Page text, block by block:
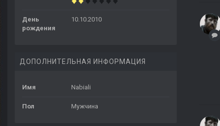
День
рождения
10.10.2010
ДОПОЛНИТЕЛЬНАЯ ИНФОРМАЦИЯ
Имя Nabiali
Пол Мужчина